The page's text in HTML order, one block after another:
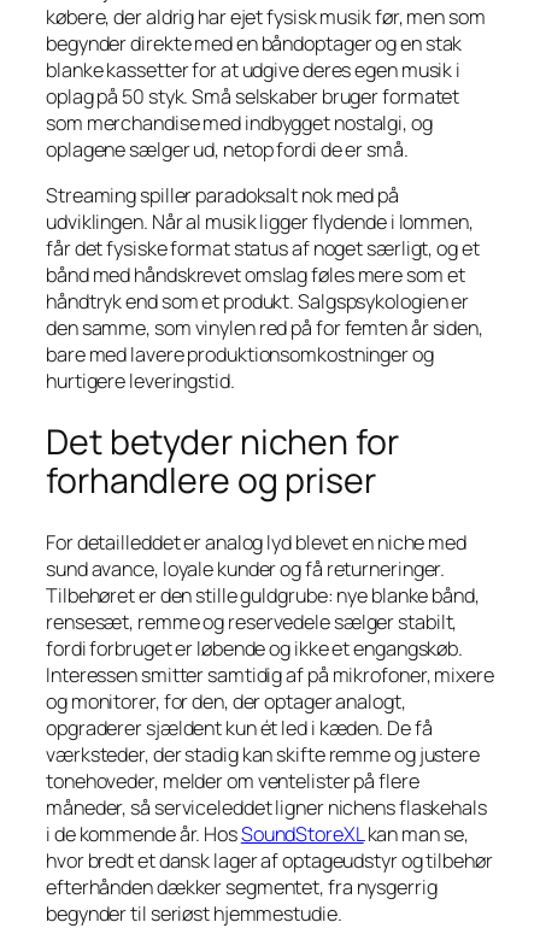
købere, der aldrig har ejet fysisk musik før, men som
begynder direkte med en båndoptager og en stak
blanke kassetter for at udgive deres egen musik i
oplag på 50 styk. Små selskaber bruger formatet
som merchandise med indbygget nostalgi, og
oplagene sælger ud, netop fordi de er små.
Streaming spiller paradoksalt nok med på
udviklingen. Når al musik ligger flydende i lommen,
får det fysiske format status af noget særligt, og et
bånd med håndskrevet omslag føles mere som et
håndtryk end som et produkt. Salgspsykologien er
den samme, som vinylen red på for femten år siden,
bare med lavere produktionsomkostninger og
hurtigere leveringstid.
Det betyder nichen for
forhandlere og priser
For detailleddet er analog lyd blevet en niche med
sund avance, loyale kunder og få returneringer.
Tilbehøret er den stille guldgrube: nye blanke bånd,
rensesæt, remme og reservedele sælger stabilt,
fordi forbruget er løbende og ikke et engangskøb.
Interessen smitter samtidig af på mikrofoner, mixere
og monitorer, for den, der optager analogt,
opgraderer sjældent kun ét led i kæden. De få
værksteder, der stadig kan skifte remme og justere
tonehoveder, melder om ventelister på flere
måneder, så serviceleddet ligner nichens flaskehals
i de kommende år. HosSoundStoreXLkan man se,
hvor bredt et dansk lager af optageudstyr og tilbehør
efterhånden dækker segmentet, fra nysgerrig
begynder til seriøst hjemmestudie.